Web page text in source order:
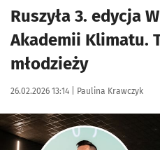
Ruszyła 3. edycja
Akademii Klimatu.
młodzieży
Data publikacji:
26.02.2026 13:14 | Autor:
Paulina Krawczyk
Kliknij, aby zobaczyć galerię
Kliknij, aby powiększyć